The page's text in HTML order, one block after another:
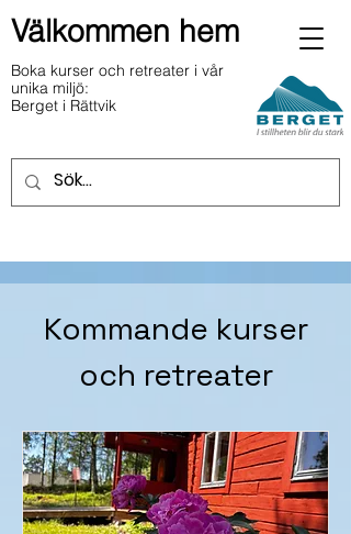
Välkommen hem
Boka kurser och retreater i vår
unika miljö:
Berget i Rättvik
Kommande kurser
och retreater